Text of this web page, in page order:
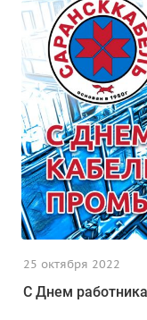
25 октября 2022
С Днем